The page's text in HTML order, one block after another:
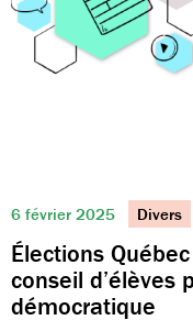
6 février 2025 Divers
Élections
conseil d’élèves
démocratique